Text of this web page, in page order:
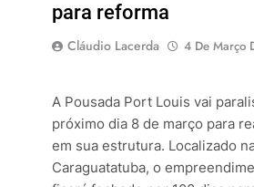
para reforma
Cláudio Lacerda 4 De Março
A Pousada Port Louis vai
próximo dia 8 de março para
em sua estrutura. Localizado
Caraguatatuba, o